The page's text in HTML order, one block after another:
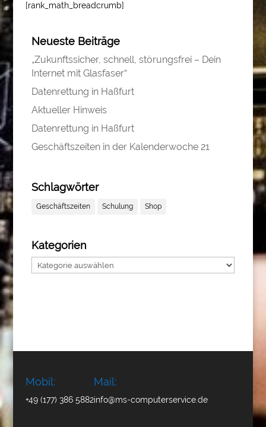
[rank_math_breadcrumb]
Neueste Beiträge
„Zukunftssicher, schnell, störungsfrei – Dein
Internet mit Glasfaser“
Datenrettung in Haßfurt
Aktueller Hinweis
Datenrettung in Haßfurt
Geschäftszeiten in der Kalenderwoche 21
Schlagwörter
Geschäftszeiten Schulung Shop
Kategorien
Kategorien
Mobil:
+49 (177) 386 5882
Mail:
info@ms-computerservice.de